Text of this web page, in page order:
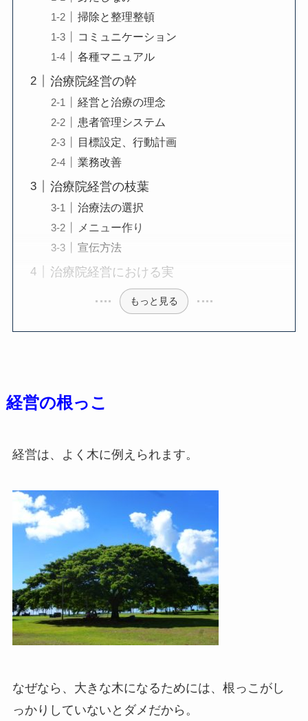
掃除と整理整頓
コミュニケーション
各種マニュアル
治療院経営の幹
経営と治療の理念
患者管理システム
目標設定、行動計画
業務改善
治療院経営の枝葉
治療法の選択
メニュー作り
宣伝方法
治療院経営における実
もっと見る
経営の根っこ
経営は、よく木に例えられます。
なぜなら、大きな木になるためには、根っこがし
っかりしていないとダメだから。